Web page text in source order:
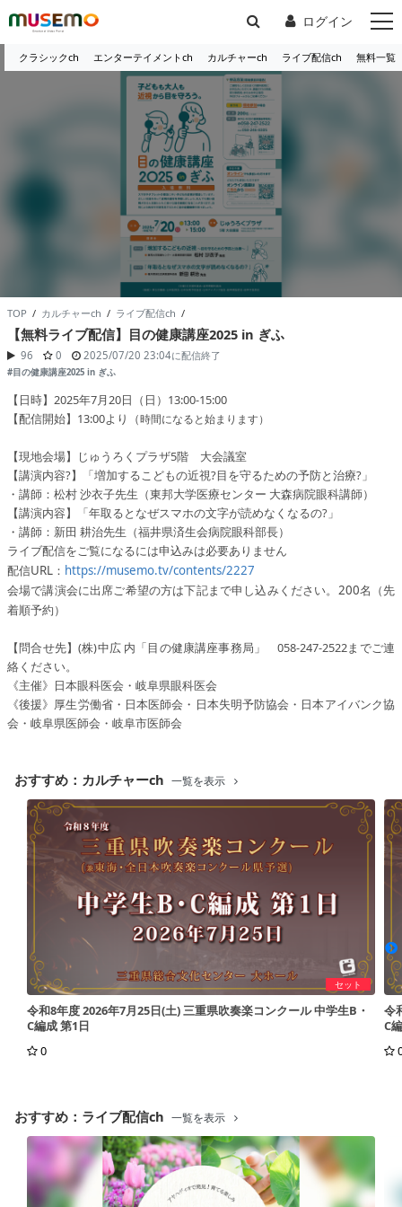
ログイン
クラシックch エンターテイメントch カルチャーch ライブ配信ch 無料一覧
TOP / カルチャーch / ライブ配信ch /
【無料ライブ配信】目の健康講座2025 in ぎふ
96 0 2025/07/20 23:04に配信終了
#目の健康講座2025 in ぎふ
【日時】2025年7月20日（日）13:00-15:00
【配信開始】13:00より（時間になると始まります）
【現地会場】じゅうろくプラザ5階 大会議室
【講演内容?】「増加するこどもの近視?目を守るための予防と治療?」
・講師：松村 沙衣子先生（東邦大学医療センター 大森病院眼科講師）
【講演内容】「年取るとなぜスマホの文字が読めなくなるの?」
・講師：新田 耕治先生（福井県済生会病院眼科部長）
ライブ配信をご覧になるには申込みは必要ありません
配信URL： https://musemo.tv/contents/2227
会場で講演会に出席ご希望の方は下記まで申し込みください。200名（先
着順予約）
【問合せ先】(株)中広 内「目の健康講座事務局」 058-247-2522までご連
絡ください。
《主催》日本眼科医会・岐阜県眼科医会
《後援》厚生労働省・日本医師会・日本失明予防協会・日本アイバンク協
会・岐阜県医師会・岐阜市医師会
おすすめ：カルチャーch 一覧を表示
セット
令和8年度 2026年7月25日(土) 三重県吹奏楽コンクール 中学生B・
C編成 第1日
0
令
C
おすすめ：ライブ配信ch 一覧を表示